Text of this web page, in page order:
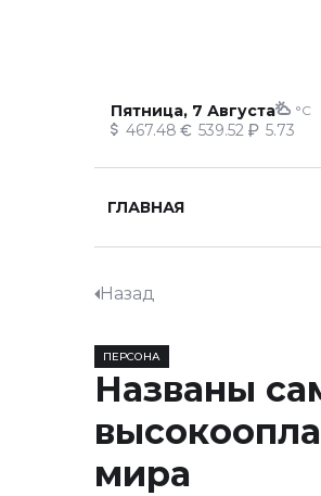
Пятница, 7 Августа °C
467.48 539.52 5.73
ГЛАВНАЯ
Назад
ПЕРСОНА
Названы
мира